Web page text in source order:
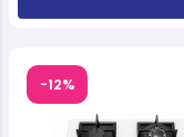
-12%